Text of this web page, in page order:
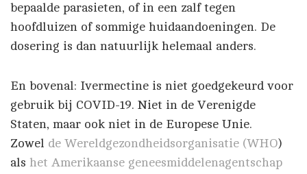
bepaalde parasieten, of in een zalf tegen
hoofdluizen of sommige huidaandoeningen. De
dosering is dan natuurlijk helemaal anders.
En bovenal: Ivermectine is niet goedgekeurd voor
gebruik bij COVID-19. Niet in de Verenigde
Staten, maar ook niet in de Europese Unie.
Zowel de Wereldgezondheidsorganisatie (WHO)
als het Amerikaanse geneesmiddelenagentschap